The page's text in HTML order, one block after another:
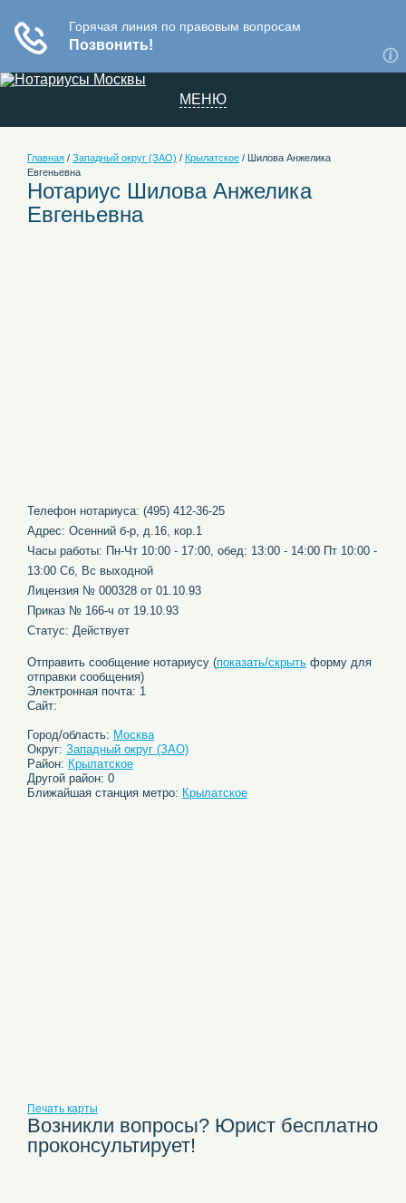
МЕНЮ
Главная / Западный округ (ЗАО) / Крылатское / Шилова Анжелика
Евгеньевна
Нотариус Шилова Анжелика
Евгеньевна
Телефон нотариуса: (495) 412-36-25
Адрес: Осенний б-р, д.16, кор.1
Часы работы: Пн-Чт 10:00 - 17:00, обед: 13:00 - 14:00 Пт 10:00 -
13:00 Сб, Вс выходной
Лицензия № 000328 от 01.10.93
Приказ № 166-ч от 19.10.93
Статус: Действует
Отправить сообщение нотариусу (показать/скрыть форму для
отправки сообщения)
Электронная почта: 1
Сайт:
Город/область: Москва
Округ: Западный округ (ЗАО)
Район: Крылатское
Другой район: 0
Ближайшая станция метро: Крылатское
Печать карты
Возникли вопросы? Юрист бесплатно
проконсультирует!